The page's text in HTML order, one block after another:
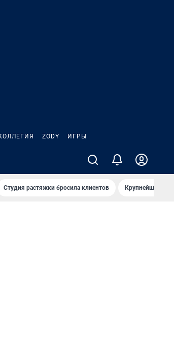
ZODY ИГРЫ
Студия растяжки бросила клиентов Крупнейшие